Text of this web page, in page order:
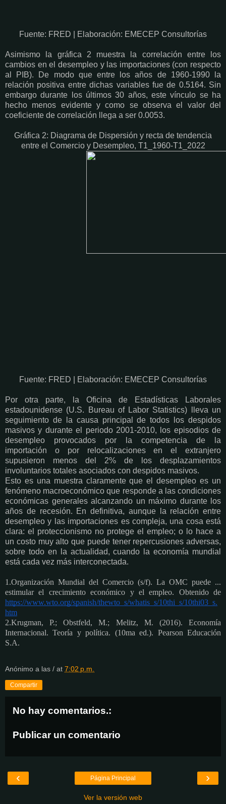
Fuente: FRED | Elaboración: EMECEP Consultorías
Asimismo la gráfica 2 muestra la correlación entre los
cambios en el desempleo y las importaciones (con respecto
al PIB). De modo que entre los años de 1960-1990 la
relación positiva entre dichas variables fue de 0.5164. Sin
embargo durante los últimos 30 años, este vínculo se ha
hecho menos evidente y como se observa el valor del
coeficiente de correlación llega a ser 0.0053.
Gráfica 2: Diagrama de Dispersión y recta de tendencia
entre el Comercio y Desempleo, T1_1960-T1_2022
Fuente: FRED | Elaboración: EMECEP Consultorías
Por otra parte, la Oficina de Estadísticas Laborales
estadounidense (U.S. Bureau of Labor Statistics) lleva un
seguimiento de la causa principal de todos los despidos
masivos y durante el periodo 2001-2010, los episodios de
desempleo provocados por la competencia de la
importación o por relocalizaciones en el extranjero
supusieron menos del 2% de los desplazamientos
involuntarios totales asociados con despidos masivos.
Esto es una muestra claramente que el desempleo es un
fenómeno macroeconómico que responde a las condiciones
económicas generales alcanzando un máximo durante los
años de recesión. En definitiva, aunque la relación entre
desempleo y las importaciones es compleja, una cosa está
clara: el proteccionismo no protege el empleo; o lo hace a
un costo muy alto que puede tener repercusiones adversas,
sobre todo en la actualidad, cuando la economía mundial
está cada vez más interconectada.
1.Organización Mundial del Comercio (s/f). La OMC puede ...
https://www.wto.org/spanish/thewto_s/whatis_s/10thi_s/10thi03_s.
htm
2.Krugman, P.; Obstfeld, M.; Melitz, M. (2016). Economía
Internacional. Teoría y política. (10ma ed.). Pearson Educación
S.A.
Anónimo a las / at 7:02 p.m.
Compartir
No hay comentarios.:
Publicar un comentario
‹ ›
Página Principal
Ver la versión web